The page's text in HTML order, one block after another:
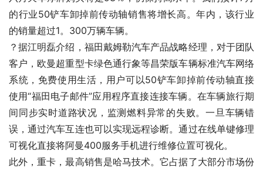
的行业50铲车卸掉前传动轴销售将增长高。年内，该行业
的销量超过1。300万辆车辆。
？据江明磊介绍，福田戴姆勒汽车产品战略经理，对于团队
客户，欧曼超重型卡绿色通行象等昌荣版车辆标准汽车网络
系统，免费使用生活，用户可以50铲车卸掉前传动轴直接
使用“福田电子邮件”应用程序直接连接车辆。在车辆旅行期
间同步实时道路状况，监测燃料异常的失败。一旦车辆错
误，通过汽车互连也可以实现远程诊断。通过在线单键修理
可视化直接将阿曼400服务手机进行维修位置可视化。
此外，重卡，最高销售是哈马技术。它占据了大部分市场份